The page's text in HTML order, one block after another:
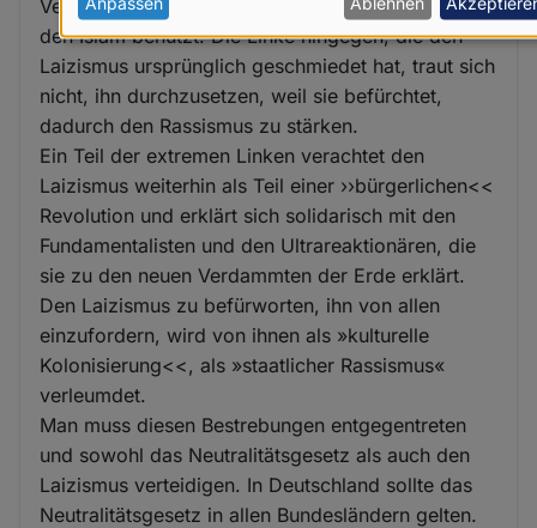
Verteidigung der christlichen Vorherrschaft über
den Islam benutzt. Die Linke hingegen, die den
Laizismus ursprünglich geschmiedet hat, traut sich
nicht, ihn durchzusetzen, weil sie befürchtet,
dadurch den Rassismus zu stärken.
Ein Teil der extremen Linken verachtet den
Laizismus weiterhin als Teil einer ››bürgerlichen<<
Revolution und erklärt sich solidarisch mit den
Fundamentalisten und den Ultrareaktionären, die
sie zu den neuen Verdammten der Erde erklärt.
Den Laizismus zu befürworten, ihn von allen
einzufordern, wird von ihnen als »kulturelle
Kolonisierung<<, als »staatlicher Rassismus«
verleumdet.
Man muss diesen Bestrebungen entgegentreten
und sowohl das Neutralitätsgesetz als auch den
Laizismus verteidigen. In Deutschland sollte das
Neutralitätsgesetz in allen Bundesländern gelten.
personenbezogenen
Daten
und
Cookies